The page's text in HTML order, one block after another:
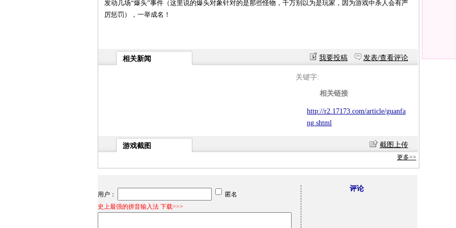
发动几场“爆头”事件（这里说的爆头对象针对的是那些怪物，千万别以为是玩家，因为游戏中杀人会有严
厉惩罚），一举成名！
相关新闻 我要投稿 发表/查看评论
关键字:
相关链接
http://r2.17173.com/article/guanfa
ng.shtml
游戏截图 截图上传
更多>>
用户：
匿名
史上最强的拼音输入法 下载>>>
评论